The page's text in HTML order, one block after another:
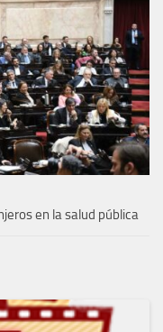
en la salud pública